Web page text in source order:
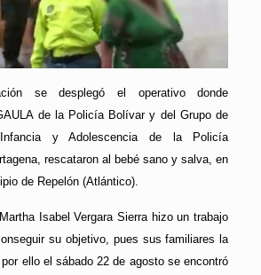
se desplegó el operativo donde
de la Policía Bolívar y del Grupo de
y Adolescencia de la Policía
rescataron al bebé sano y salva, en
de Repelón (Atlántico).
Isabel Vergara Sierra hizo un trabajo
su objetivo, pues sus familiares la
ello el sábado 22 de agosto se encontró